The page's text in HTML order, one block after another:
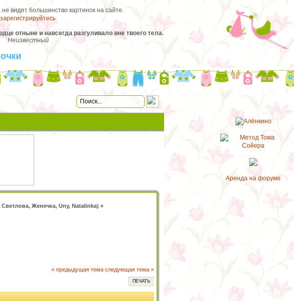
видят большинство картинок на сайте.
зарегистрируйтесь.
отныне и навсегда разгуливало вне твоего тела.
Неизвестный
,Женечка,Uny,Natalinka) »
« предыдущая тема следующая тема »
ПЕЧАТЬ
Аренда на форуме